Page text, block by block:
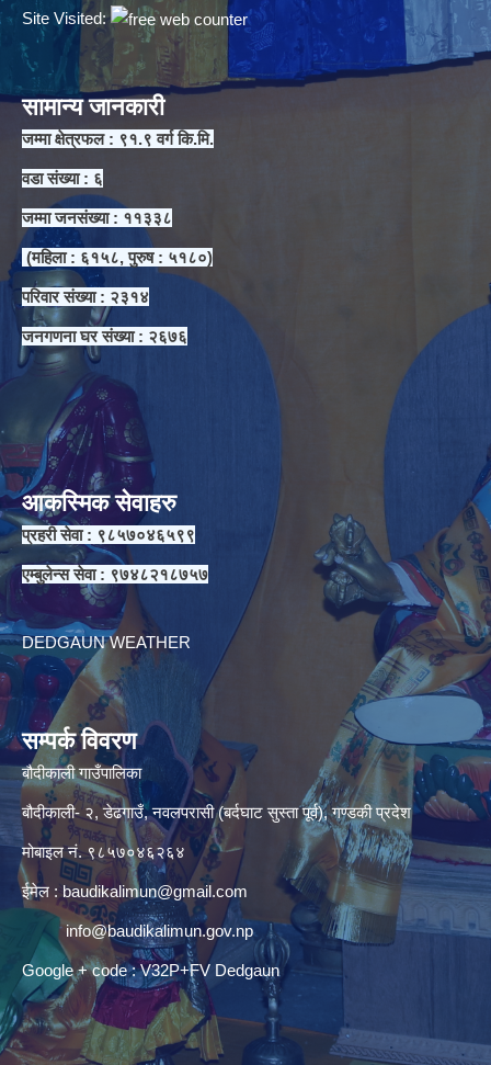
Site Visited:
सामान्य जानकारी
जम्मा क्षेत्रफल : ९१.९ वर्ग कि.मि.
वडा संख्या : ६
जम्मा जनसंख्या : ११३३८
(महिला : ६१५८, पुरुष : ५१८०)
परिवार संख्या : २३१४
जनगणना घर संख्या : २६७६
आकस्मिक सेवाहरु
प्रहरी सेवा : ९८५७०४६५९९
एम्बुलेन्स सेवा : ९७४८२१८७५७
DEDGAUN WEATHER
सम्पर्क विवरण
बौदीकाली गाउँपालिका
बौदीकाली- २, डेढगाउँ, नवलपरासी (बर्दघाट सुस्ता पूर्व), गण्डकी प्रदेश
मोबाइल नं. ९८५७०४६२६४
ईमेल : baudikalimun@gmail.com
info@baudikalimun.gov.np
Google + code : V32P+FV Dedgaun